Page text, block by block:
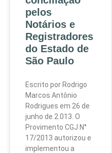
pelos
Notários e
Registradores
do Estado de
São Paulo
Escrito por Rodrigo
Marcos Antônio
Rodrigues em 26 de
junho de 2.013. O
Provimento CGJ N°
17/2013 autorizou e
implementou a